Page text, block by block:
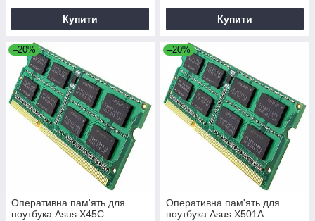
Купити Купити
–20%
Оперативна пам'ять для
ноутбука Asus X45C
–20%
Оперативна пам'ять для
ноутбука Asus X501A